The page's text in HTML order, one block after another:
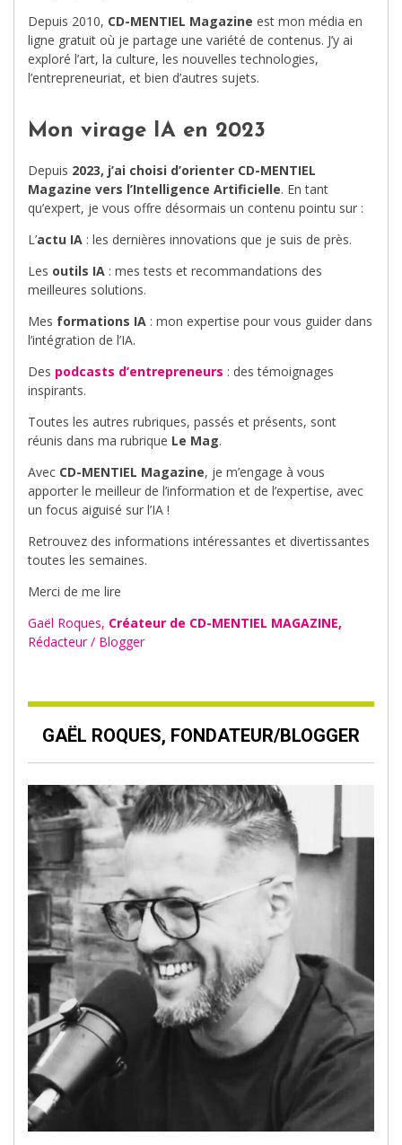
Depuis 2010, CD-MENTIEL Magazine est mon média en
ligne gratuit où je partage une variété de contenus. J’y ai
exploré l’art, la culture, les nouvelles technologies,
l’entrepreneuriat, et bien d’autres sujets.
Mon virage IA en 2023
Depuis 2023, j’ai choisi d’orienter CD-MENTIEL
Magazine vers l’Intelligence Artificielle. En tant
qu’expert, je vous offre désormais un contenu pointu sur :
L’actu IA : les dernières innovations que je suis de près.
Les outils IA : mes tests et recommandations des
meilleures solutions.
Mes formations IA : mon expertise pour vous guider dans
l’intégration de l’IA.
Des podcasts d’entrepreneurs : des témoignages
inspirants.
Toutes les autres rubriques, passés et présents, sont
réunis dans ma rubrique Le Mag.
Avec CD-MENTIEL Magazine, je m’engage à vous
apporter le meilleur de l’information et de l’expertise, avec
un focus aiguisé sur l’IA !
Retrouvez des informations intéressantes et divertissantes
toutes les semaines.
Merci de me lire
Gaël Roques, Créateur de CD-MENTIEL MAGAZINE,
Rédacteur / Blogger
GAËL ROQUES, FONDATEUR/BLOGGER